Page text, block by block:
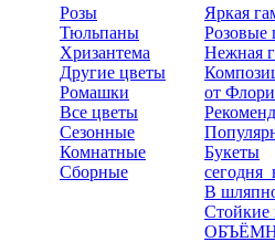
Розы
Тюльпаны
Хризантема
Другие цветы
Ромашки
Все цветы
Сезонные
Комнатные
Сборные
Яркая
Розовые
Нежная
от
Букеты
В
Стойкие